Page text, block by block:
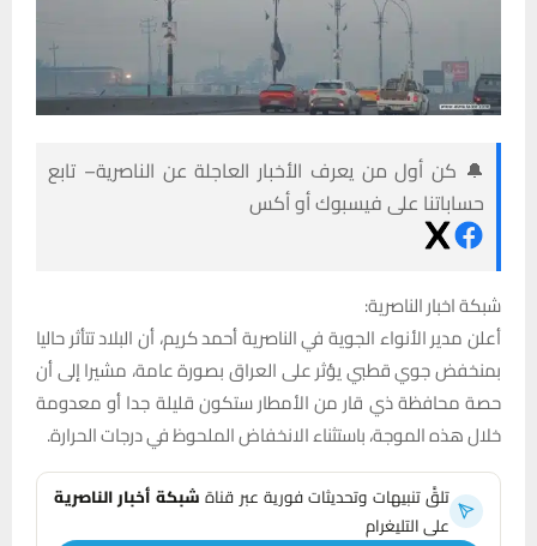
🔔 كن أول من يعرف الأخبار العاجلة عن الناصرية– تابع
حساباتنا على فيسبوك أو أكس
شبكة اخبار الناصرية:
أعلن مدير الأنواء الجوية في الناصرية أحمد كريم، أن البلاد تتأثر حاليا
بمنخفض جوي قطبي يؤثر على العراق بصورة عامة، مشيرا إلى أن
حصة محافظة ذي قار من الأمطار ستكون قليلة جدا أو معدومة
خلال هذه الموجة، باستثناء الانخفاض الملحوظ في درجات الحرارة.
تلقَّ تنبيهات وتحديثات فورية عبر قناةشبكة أخبار الناصرية
على التليغرام